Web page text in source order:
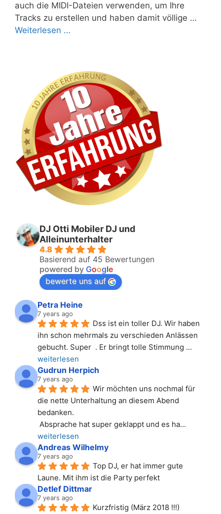
auch die MIDI-Dateien verwenden, um Ihre
Tracks zu erstellen und haben damit völlige …
Weiterlesen …
DJ Otti Mobiler DJ und
Alleinunterhalter
4.8
Basierend auf 45 Bewertungen
powered by Google
bewerte uns auf
Petra Heine
7 years ago
Dss ist ein toller DJ. Wir haben
ihn schon mehrmals zu verschieden Anlässen
gebucht. Super  . Er bringt tolle Stimmung
weiterlesen
Gudrun Herpich
7 years ago
Wir möchten uns nochmal für
die nette Unterhaltung an diesem Abend
bedanken.
Absprache hat super geklappt und es ha
weiterlesen
Andreas Wilhelmy
7 years ago
Top DJ, er hat immer gute
Laune. Mit ihm ist die Party perfekt
Detlef Dittmar
7 years ago
Kurzfristig (März 2018 !!!)